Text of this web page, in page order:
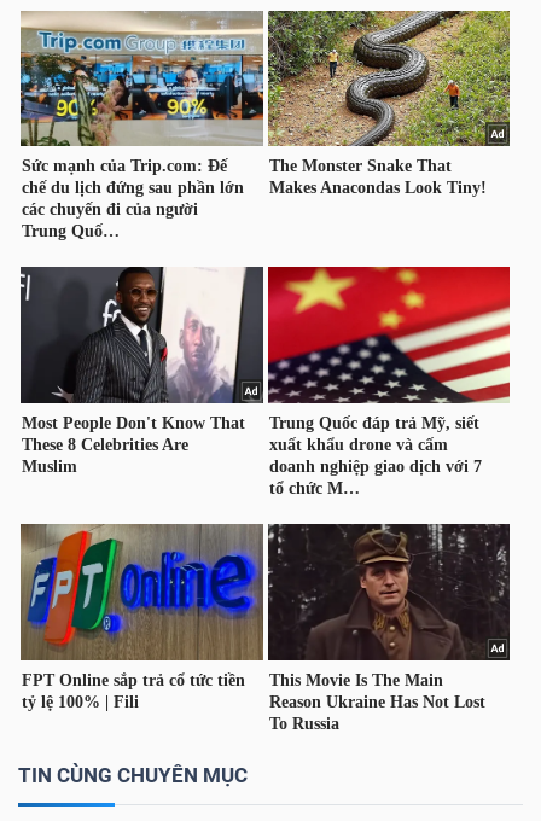
TIN CÙNG CHUYÊN MỤC
HÀNG
HÓA
KINH
TẾ
GIỚI
ĐÔNG
TÀI
CHÍNH
CÁ
NHÂN